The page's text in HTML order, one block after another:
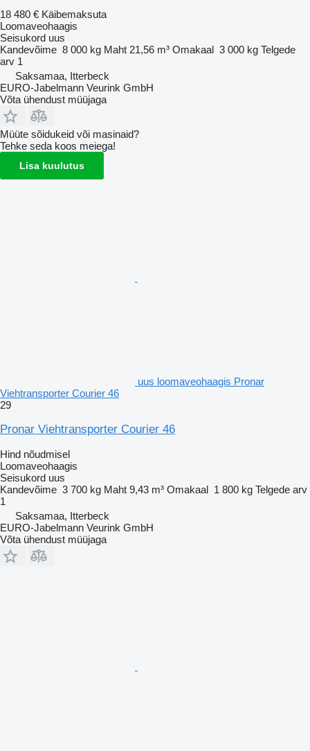
18 480 € Käibemaksuta
Loomaveohaagis
Seisukord uus
Kandevõime 8 000 kg Maht 21,56 m³ Omakaal 3 000 kg Telgede
arv 1
Saksamaa, Itterbeck
EURO-Jabelmann Veurink GmbH
Võta ühendust müüjaga
Müüte sõidukeid või masinaid?
Tehke seda koos meiega!
Lisa kuulutus
uus loomaveohaagis Pronar
Viehtransporter Courier 46
29
Pronar Viehtransporter Courier 46
Hind nõudmisel
Loomaveohaagis
Seisukord uus
Kandevõime 3 700 kg Maht 9,43 m³ Omakaal 1 800 kg Telgede arv
1
Saksamaa, Itterbeck
EURO-Jabelmann Veurink GmbH
Võta ühendust müüjaga